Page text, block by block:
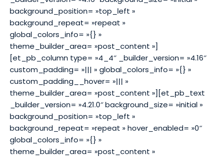
background_position= »top_left »
background_repeat= »repeat »
global_colors_info= »{} »
theme_builder_area= »post_content »]
[et_pb_column type= »4_4″ _builder_version= »4.16″
custom_padding= »||| » global_colors_info= »{} »
custom_padding__hover= »||| »
theme_builder_area= »post_content »][et_pb_text
_builder_version= »4.21.0″ background_size= »initial »
background_position= »top_left »
background_repeat= »repeat » hover_enabled= »0″
global_colors_info= »{} »
theme_builder_area= »post_content »